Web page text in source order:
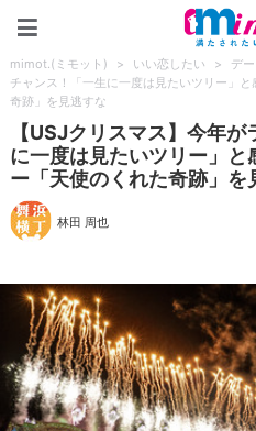
mimot.(ミモット) > いい恋したい > デー
チャンス！「一生に一度は見たいツリー」
奇跡」を見逃すな
【USJクリスマス】今年
に一度は見たいツリー」と
ー「天使のくれた奇跡」を
林田 周也